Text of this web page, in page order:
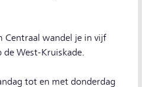
Centraal wandel je in vijf
West-Kruiskade.
tot en met donderdag